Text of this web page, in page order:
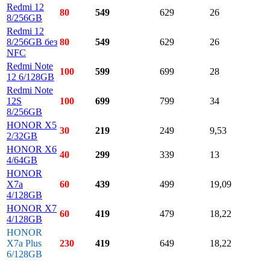
Redmi 12
8/256GB
80 549 629
26
Redmi 12
8/256GB без
NFC
80 549 629 26
Redmi Note
12 6/128GB
100 599 699
28
Redmi Note
12S
8/256GB
100 699 799 34
HONOR X5
2/32GB
30 219 249
9,53
HONOR X6
4/64GB
40 299 339
13
HONOR
X7a
4/128GB
60 439 499 19,09
HONOR X7
4/128GB
60 419 479
18,22
HONOR
X7a Plus
6/128GB
230 419 649 18,22